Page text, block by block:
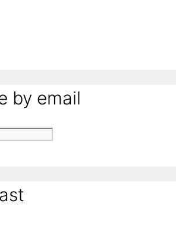
by email